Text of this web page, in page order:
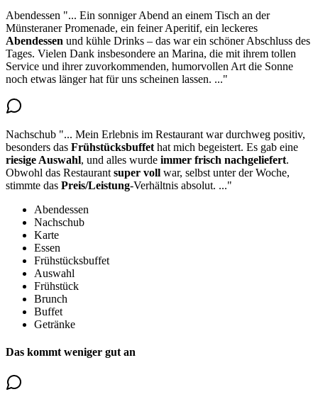
Abendessen "... Ein sonniger Abend an einem Tisch an der
Münsteraner Promenade, ein feiner Aperitif, ein leckeres
Abendessen und kühle Drinks – das war ein schöner Abschluss des
Tages. Vielen Dank insbesondere an Marina, die mit ihrem tollen
Service und ihrer zuvorkommenden, humorvollen Art die Sonne
noch etwas länger hat für uns scheinen lassen. ..."
Nachschub "... Mein Erlebnis im Restaurant war durchweg positiv,
besonders das Frühstücksbuffet hat mich begeistert. Es gab eine
riesige Auswahl, und alles wurde immer frisch nachgeliefert.
Obwohl das Restaurant super voll war, selbst unter der Woche,
stimmte das Preis/Leistung-Verhältnis absolut. ..."
Abendessen
Nachschub
Karte
Essen
Frühstücksbuffet
Auswahl
Frühstück
Brunch
Buffet
Getränke
Das kommt weniger gut an